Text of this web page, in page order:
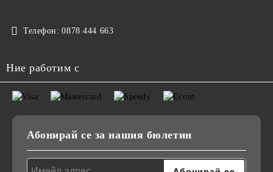
Телефон: 0878 444 663
Ние работим с
Абонирай се за нашия бюлетин